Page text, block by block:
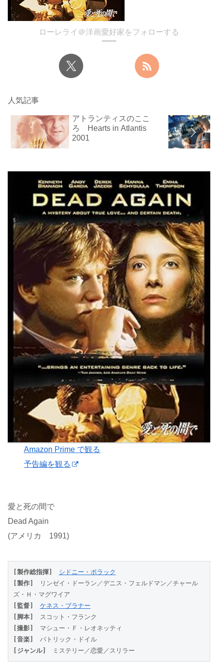
ローレライ＠洋画愛好家をフォローする
人気記事
アトランティスのここ
ろ Hearts in Atlantis
2001
Amazon Prime で観る
予告編を観る
愛と死の間で
Dead Again
(アメリカ 1991)
[製作総指揮]
シドニー・ポラック
[製作]
リンゼイ・ドーラン／デニス・フェルドマン／チャール
ズ・Ｈ・マグワイア
[監督]
ケネス・ブラナー
[脚本]
スコット・フランク
[撮影]
マシュー・Ｆ・レオネッティ
[音楽]
パトリック・ドイル
[ジャンル]
ミステリー／恋愛／スリラー